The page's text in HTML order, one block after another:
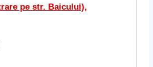
pe str. Baicului),